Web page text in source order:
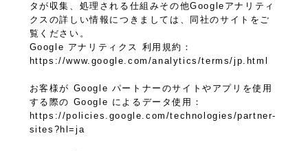
タが収集、処理される仕組みその他Googleアナリティ
クスの詳しい情報につきましては、同社のサイトをご
覧ください。
Google アナリティクス 利用規約：
https://www.google.com/analytics/terms/jp.html
お客様が Google パートナーのサイトやアプリを使用
する際の Google によるデータ使用：
https://policies.google.com/technologies/partner-
sites?hl=ja